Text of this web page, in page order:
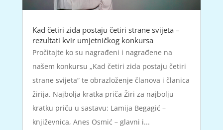
Kad četiri zida postaju četiri strane svijeta –
rezultati kvir umjetničkog konkursa
Pročitajte ko su nagrađeni i nagrađene na
našem konkursu „Kad četiri zida postaju četiri
strane svijeta“ te obrazloženje članova i članica
žirija. Najbolja kratka priča Žiri za najbolju
kratku priču u sastavu: Lamija Begagić –
književnica, Anes Osmić – glavni i...